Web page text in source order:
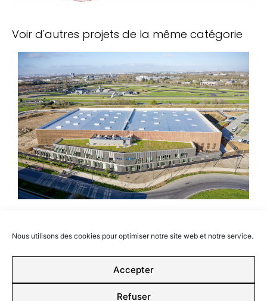
Nous utilisons des cookies pour optimiser notre site web et notre service.
Accepter
Refuser
Voir d'autres projets de la même catégorie